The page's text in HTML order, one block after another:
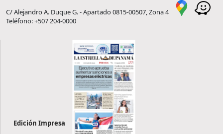
C/ Alejandro A. Duque G. - Apartado 0815-00507, Zona 4
Teléfono: +507 204-0000
Edición Impresa